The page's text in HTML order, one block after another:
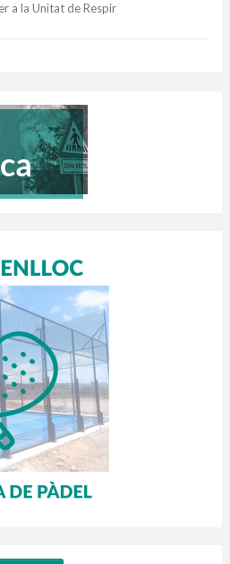
a la Unitat de Respir